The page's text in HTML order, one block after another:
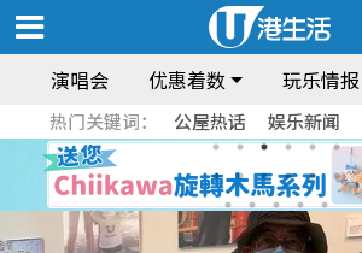
演唱会 优惠着数 玩乐情报
热门关键词： 公屋热话 娱乐新闻